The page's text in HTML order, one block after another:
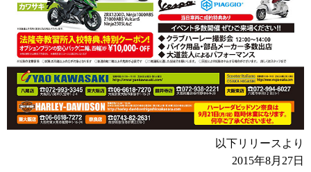
以下リリースより
2015年8月27日